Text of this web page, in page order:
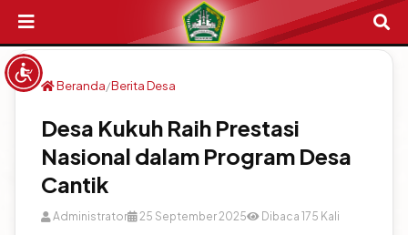
Login Admin
Login Layanan Mandiri
Login Kehadiran
Beranda/Berita Desa
Desa Kukuh Raih Prestasi
Nasional dalam Program Desa
Cantik
Administrator 25 September 2025 Dibaca 175 Kali